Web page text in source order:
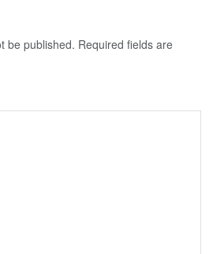
be published. Required fields are